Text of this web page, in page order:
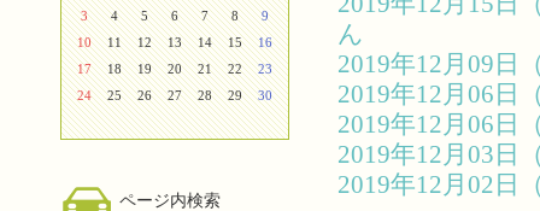
3
4 5 6 7 8
9
10
11 12 13 14 15
16
17
18 19 20 21 22
23
24
25 26 27 28 29 30
ページ内検索
ん
2019年12月09
2019年12月06
2019年12月06
2019年12月03
2019年12月02